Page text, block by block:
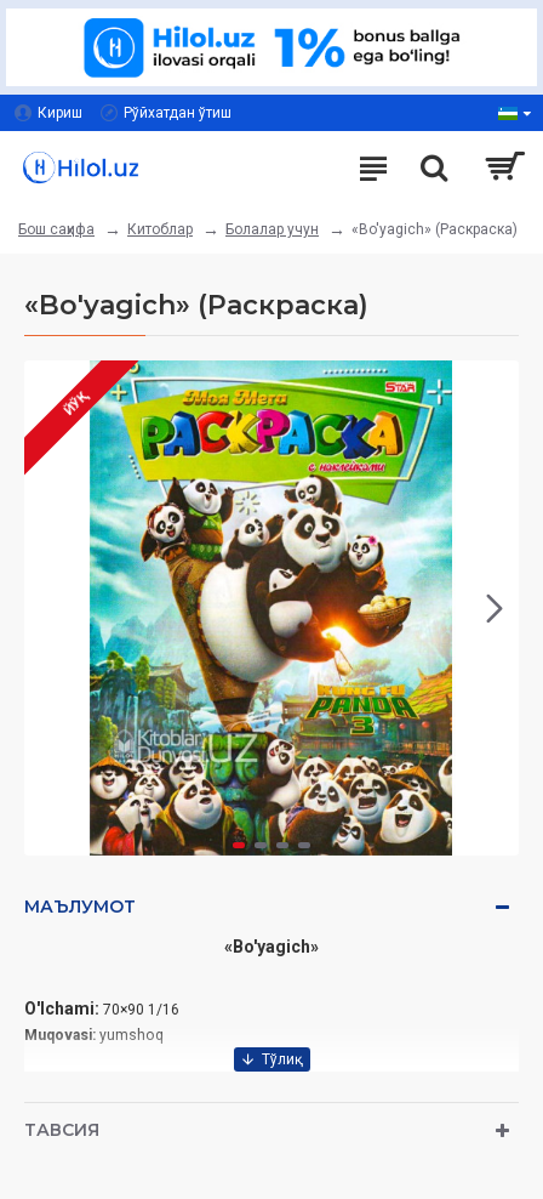
Кириш Рўйхатдан ўтиш
Бош саҳифа Китоблар Болалар учун «Bo'yagich» (Раскраска)
«Bo'yagich» (Раскраска)
ЙЎҚ
МАЪЛУМОТ
«Bo'yagich»
O'lchami: 70×90 1/16
Muqovasi: yumshoq
ТАВСИЯ